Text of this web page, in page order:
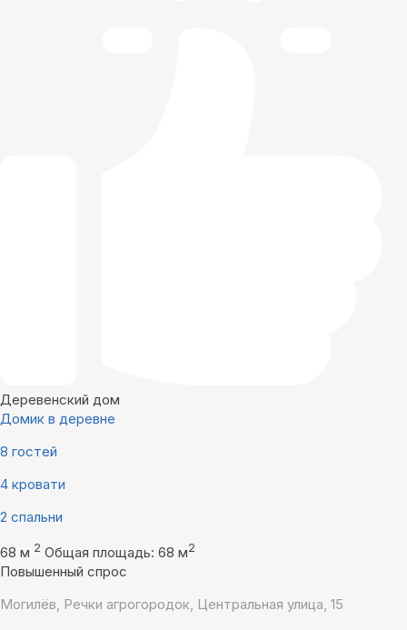
Деревенский дом
Домик в деревне
8 гостей
4 кровати
2 спальни
68 м 2 Общая площадь: 68 м2
Повышенный спрос
Могилёв, Речки агрогородок, Центральная улица, 15